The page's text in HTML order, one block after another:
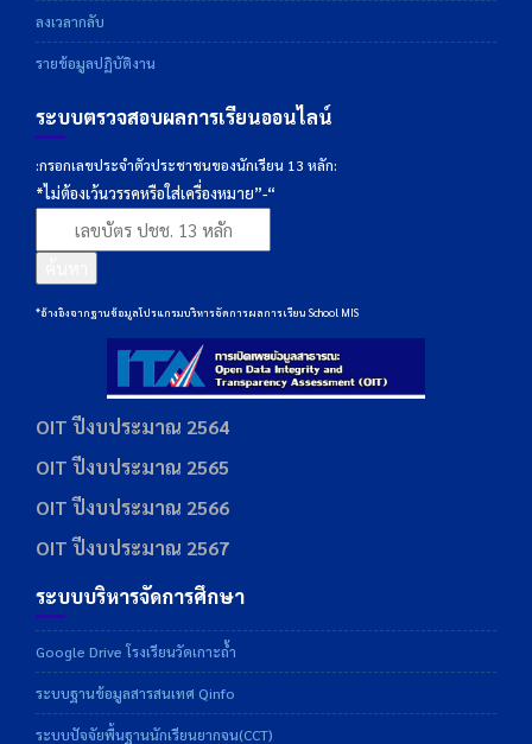
ลงเวลากลับ
รายข้อมูลปฏิบัติงาน
ระบบตรวจสอบผลการเรียนออนไลน์
:กรอกเลขประจำตัวประชาชนของนักเรียน 13 หลัก:
*ไม่ต้องเว้นวรรคหรือใส่เครื่องหมาย”-“
*อ้างอิงจากฐานข้อมูลโปรแกรมบริหารจัดการผลการเรียน School MIS
OIT ปีงบประมาณ 2564
OIT ปีงบประมาณ 2565
OIT ปีงบประมาณ 2566
OIT ปีงบประมาณ 2567
ระบบบริหารจัดการศึกษา
Google Drive โรงเรียนวัดเกาะถ้ำ
ระบบฐานข้อมูลสารสนเทศ Qinfo
ระบบปัจจัยพื้นฐานนักเรียนยากจน(CCT)